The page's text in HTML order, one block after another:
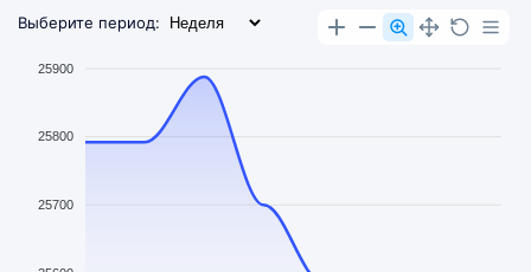
Выберите период:
25900
25800
25700